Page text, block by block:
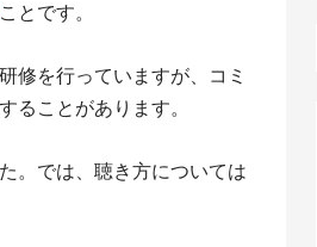
ことです。
修を行っていますが、コミ
ることがあります。
。では、聴き方については